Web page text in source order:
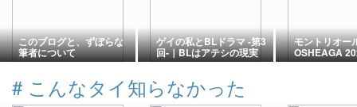
このブログと、ずぼらな
筆者について
ゲイの私とBLドラマ -第3
回-｜BLはアテシの現実
逃避なのか
モントリオー
OSHEAGA
YOASOBIが
# こんなタイ知らなかった